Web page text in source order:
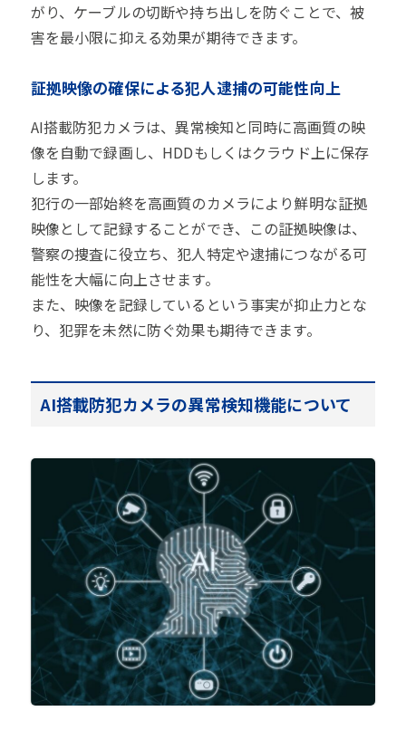
がり、ケーブルの切断や持ち出しを防ぐことで、被
害を最小限に抑える効果が期待できます。
証拠映像の確保による犯人逮捕の可能性向上
AI搭載防犯カメラは、異常検知と同時に高画質の映
像を自動で録画し、HDDもしくはクラウド上に保存
します。
犯行の一部始終を高画質のカメラにより鮮明な証拠
映像として記録することができ、この証拠映像は、
警察の捜査に役立ち、犯人特定や逮捕につながる可
能性を大幅に向上させます。
また、映像を記録しているという事実が抑止力とな
り、犯罪を未然に防ぐ効果も期待できます。
AI搭載防犯カメラの異常検知機能について